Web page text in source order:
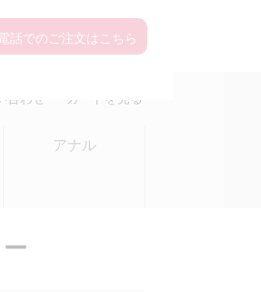
話でのご注文はこちら
合わせ カートを見る
アナル